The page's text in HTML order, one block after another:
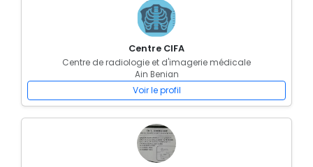
Centre CIFA
Centre de radiologie et d'imagerie médicale
Ain Benian
Voir le profil